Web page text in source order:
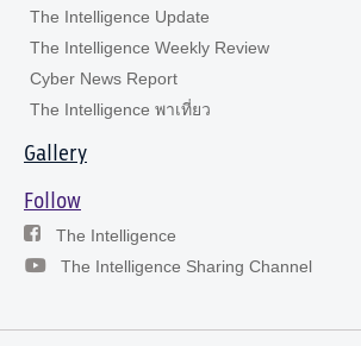
The Intelligence Update
The Intelligence Weekly Review
Cyber News Report
The Intelligence พาเที่ยว
Gallery
Follow
The Intelligence
The Intelligence Sharing Channel